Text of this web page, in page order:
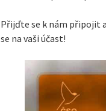
Přijďte se k nám připojit
se na vaši účast!